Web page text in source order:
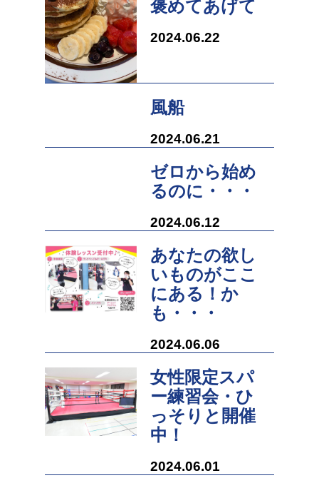
褒めてあげて
2024.06.22
風船
2024.06.21
ゼロから始め
るのに・・・
2024.06.12
あなたの欲し
いものがここ
にある！か
も・・・
2024.06.06
女性限定スパ
ー練習会・ひ
っそりと開催
中！
2024.06.01